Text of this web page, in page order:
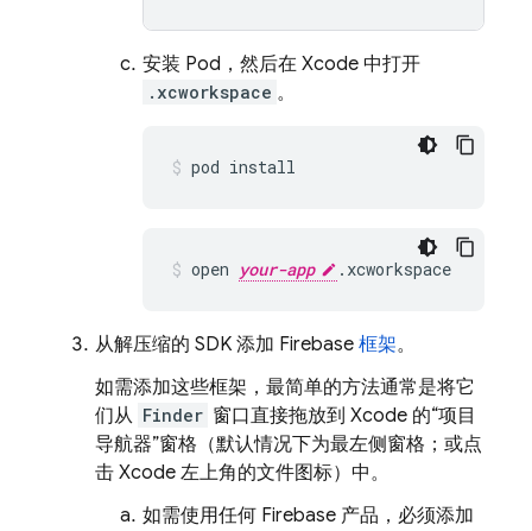
安装 Pod，然后在 Xcode 中打开
.xcworkspace 。
pod install
open your-app .xcworkspace
从解压缩的 SDK 添加 Firebase 框架。
如需添加这些框架，最简单的方法通常是将它
们从 Finder 窗口直接拖放到 Xcode 的“项目
导航器”窗格（默认情况下为最左侧窗格；或点
击 Xcode 左上角的文件图标）中。
如需使用任何 Firebase 产品，必须添加